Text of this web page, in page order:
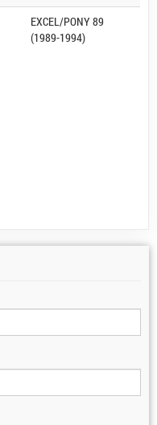
EXCEL/PONY 89
(1989-1994)